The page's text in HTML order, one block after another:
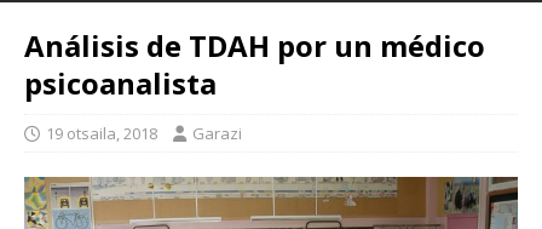
Análisis de TDAH por un médico
psicoanalista
19 otsaila, 2018 Garazi